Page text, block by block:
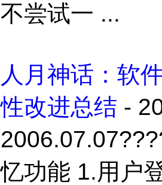
不尝试一 ...
人月神话：软
性改进总结 -
忆功能 1.用户